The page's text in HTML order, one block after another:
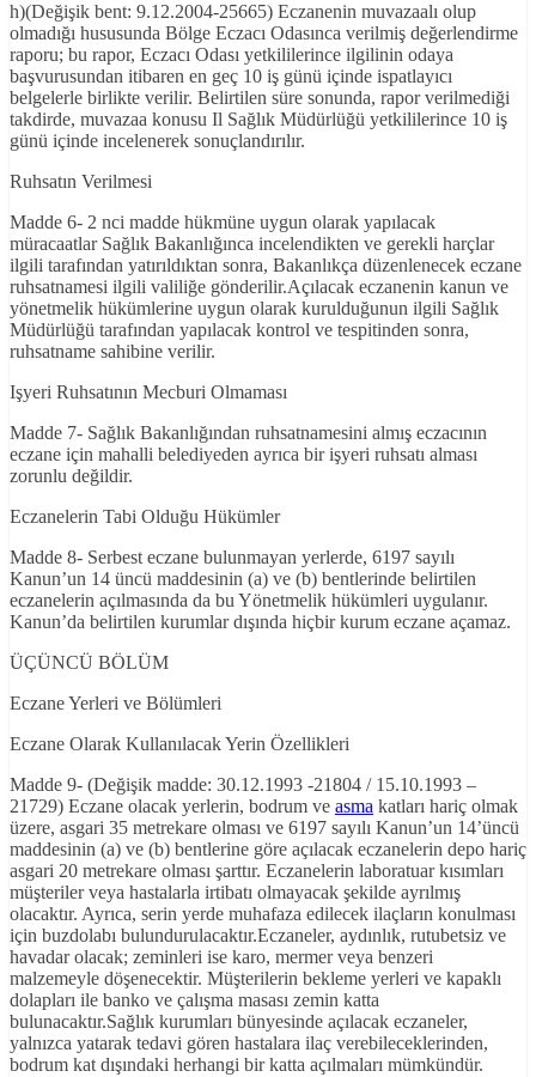
h)(Değişik bent: 9.12.2004-25665) Eczanenin muvazaalı olup
olmadığı hususunda Bölge Eczacı Odasınca verilmiş değerlendirme
raporu; bu rapor, Eczacı Odası yetkililerince ilgilinin odaya
başvurusundan itibaren en geç 10 iş günü içinde ispatlayıcı
belgelerle birlikte verilir. Belirtilen süre sonunda, rapor verilmediği
takdirde, muvazaa konusu Il Sağlık Müdürlüğü yetkililerince 10 iş
günü içinde incelenerek sonuçlandırılır.
Ruhsatın Verilmesi
Madde 6- 2 nci madde hükmüne uygun olarak yapılacak
müracaatlar Sağlık Bakanlığınca incelendikten ve gerekli harçlar
ilgili tarafından yatırıldıktan sonra, Bakanlıkça düzenlenecek eczane
ruhsatnamesi ilgili valiliğe gönderilir.Açılacak eczanenin kanun ve
yönetmelik hükümlerine uygun olarak kurulduğunun ilgili Sağlık
Müdürlüğü tarafından yapılacak kontrol ve tespitinden sonra,
ruhsatname sahibine verilir.
Işyeri Ruhsatının Mecburi Olmaması
Madde 7- Sağlık Bakanlığından ruhsatnamesini almış eczacının
eczane için mahalli belediyeden ayrıca bir işyeri ruhsatı alması
zorunlu değildir.
Eczanelerin Tabi Olduğu Hükümler
Madde 8- Serbest eczane bulunmayan yerlerde, 6197 sayılı
Kanun’un 14 üncü maddesinin (a) ve (b) bentlerinde belirtilen
eczanelerin açılmasında da bu Yönetmelik hükümleri uygulanır.
Kanun’da belirtilen kurumlar dışında hiçbir kurum eczane açamaz.
ÜÇÜNCÜ BÖLÜM
Eczane Yerleri ve Bölümleri
Eczane Olarak Kullanılacak Yerin Özellikleri
Madde 9- (Değişik madde: 30.12.1993 -21804 / 15.10.1993 –
21729) Eczane olacak yerlerin, bodrum ve asma katları hariç olmak
üzere, asgari 35 metrekare olması ve 6197 sayılı Kanun’un 14’üncü
maddesinin (a) ve (b) bentlerine göre açılacak eczanelerin depo hariç
asgari 20 metrekare olması şarttır. Eczanelerin laboratuar kısımları
müşteriler veya hastalarla irtibatı olmayacak şekilde ayrılmış
olacaktır. Ayrıca, serin yerde muhafaza edilecek ilaçların konulması
için buzdolabı bulundurulacaktır.Eczaneler, aydınlık, rutubetsiz ve
havadar olacak; zeminleri ise karo, mermer veya benzeri
malzemeyle döşenecektir. Müşterilerin bekleme yerleri ve kapaklı
dolapları ile banko ve çalışma masası zemin katta
bulunacaktır.Sağlık kurumları bünyesinde açılacak eczaneler,
yalnızca yatarak tedavi gören hastalara ilaç verebileceklerinden,
bodrum kat dışındaki herhangi bir katta açılmaları mümkündür.